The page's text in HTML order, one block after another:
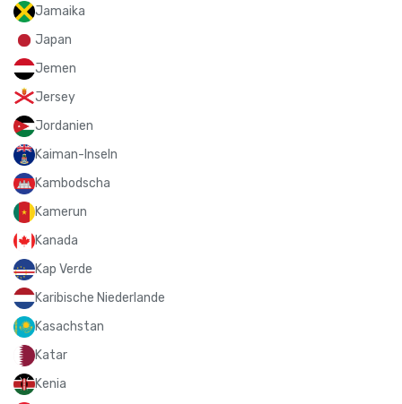
Jamaika
Japan
Jemen
Jersey
Jordanien
Kaiman-Inseln
Kambodscha
Kamerun
Kanada
Kap Verde
Karibische Niederlande
Kasachstan
Katar
Kenia